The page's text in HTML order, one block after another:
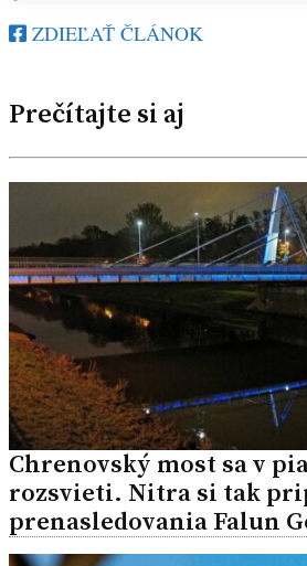
ZDIEĽAŤ ČLÁNOK
Prečítajte si aj
Chrenovský most sa v
rozsvieti. Nitra si tak
prenasledovania Falun